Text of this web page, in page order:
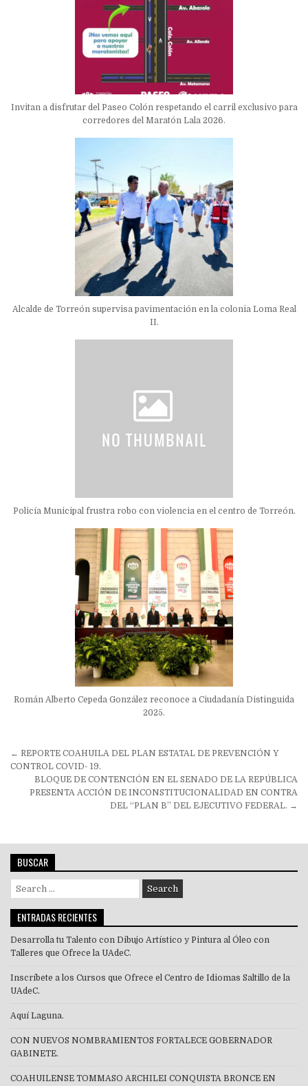
Invitan a disfrutar del Paseo Colón respetando el carril exclusivo para
corredores del Maratón Lala 2026.
Alcalde de Torreón supervisa pavimentación en la colonia Loma Real
II.
Policía Municipal frustra robo con violencia en el centro de Torreón.
Román Alberto Cepeda González reconoce a Ciudadanía Distinguida
2025.
Navegación
de
entradas
← REPORTE COAHUILA DEL PLAN ESTATAL DE PREVENCIÓN Y
CONTROL COVID- 19.
BLOQUE DE CONTENCIÓN EN EL SENADO DE LA REPÚBLICA
PRESENTA ACCIÓN DE INCONSTITUCIONALIDAD EN CONTRA
DEL “PLAN B” DEL EJECUTIVO FEDERAL. →
BUSCAR
Search
for:
ENTRADAS RECIENTES
Desarrolla tu Talento con Dibujo Artístico y Pintura al Óleo con
Talleres que Ofrece la UAdeC.
Inscríbete a los Cursos que Ofrece el Centro de Idiomas Saltillo de la
UAdeC.
Aquí Laguna.
CON NUEVOS NOMBRAMIENTOS FORTALECE GOBERNADOR
GABINETE.
COAHUILENSE TOMMASO ARCHILEI CONQUISTA BRONCE EN